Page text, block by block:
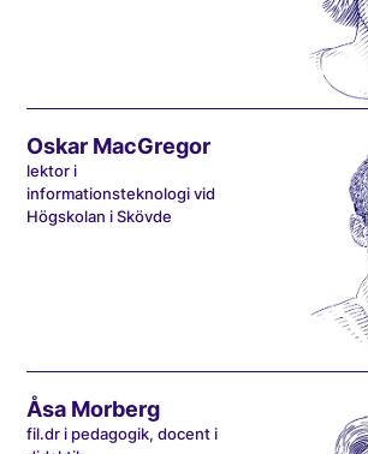
Oskar MacGregor
lektor i
informationsteknologi vid
Högskolan i Skövde
Åsa Morberg
fil.dr i pedagogik, docent i